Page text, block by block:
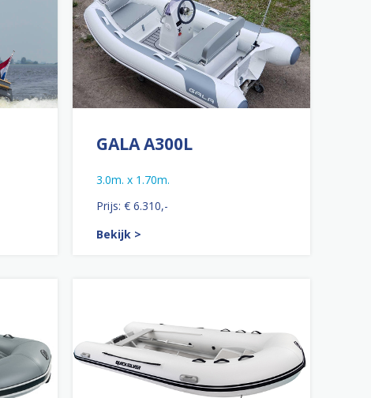
GALA A300L
3.0m. x 1.70m.
Prijs: € 6.310,-
Bekijk >